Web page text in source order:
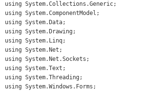
using System.Collections.Generic;
using System.ComponentModel;
using System.Data;
using System.Drawing;
using System.Linq;
using System.Net;
using System.Net.Sockets;
using System.Text;
using System.Threading;
using System.Windows.Forms;